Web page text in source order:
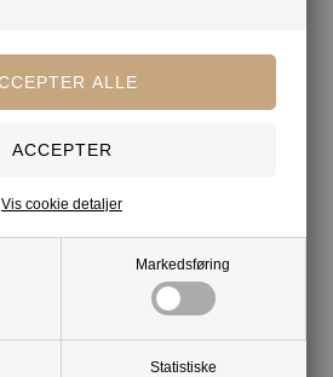
Markedsføring
Statistiske
Vis cookie detaljer